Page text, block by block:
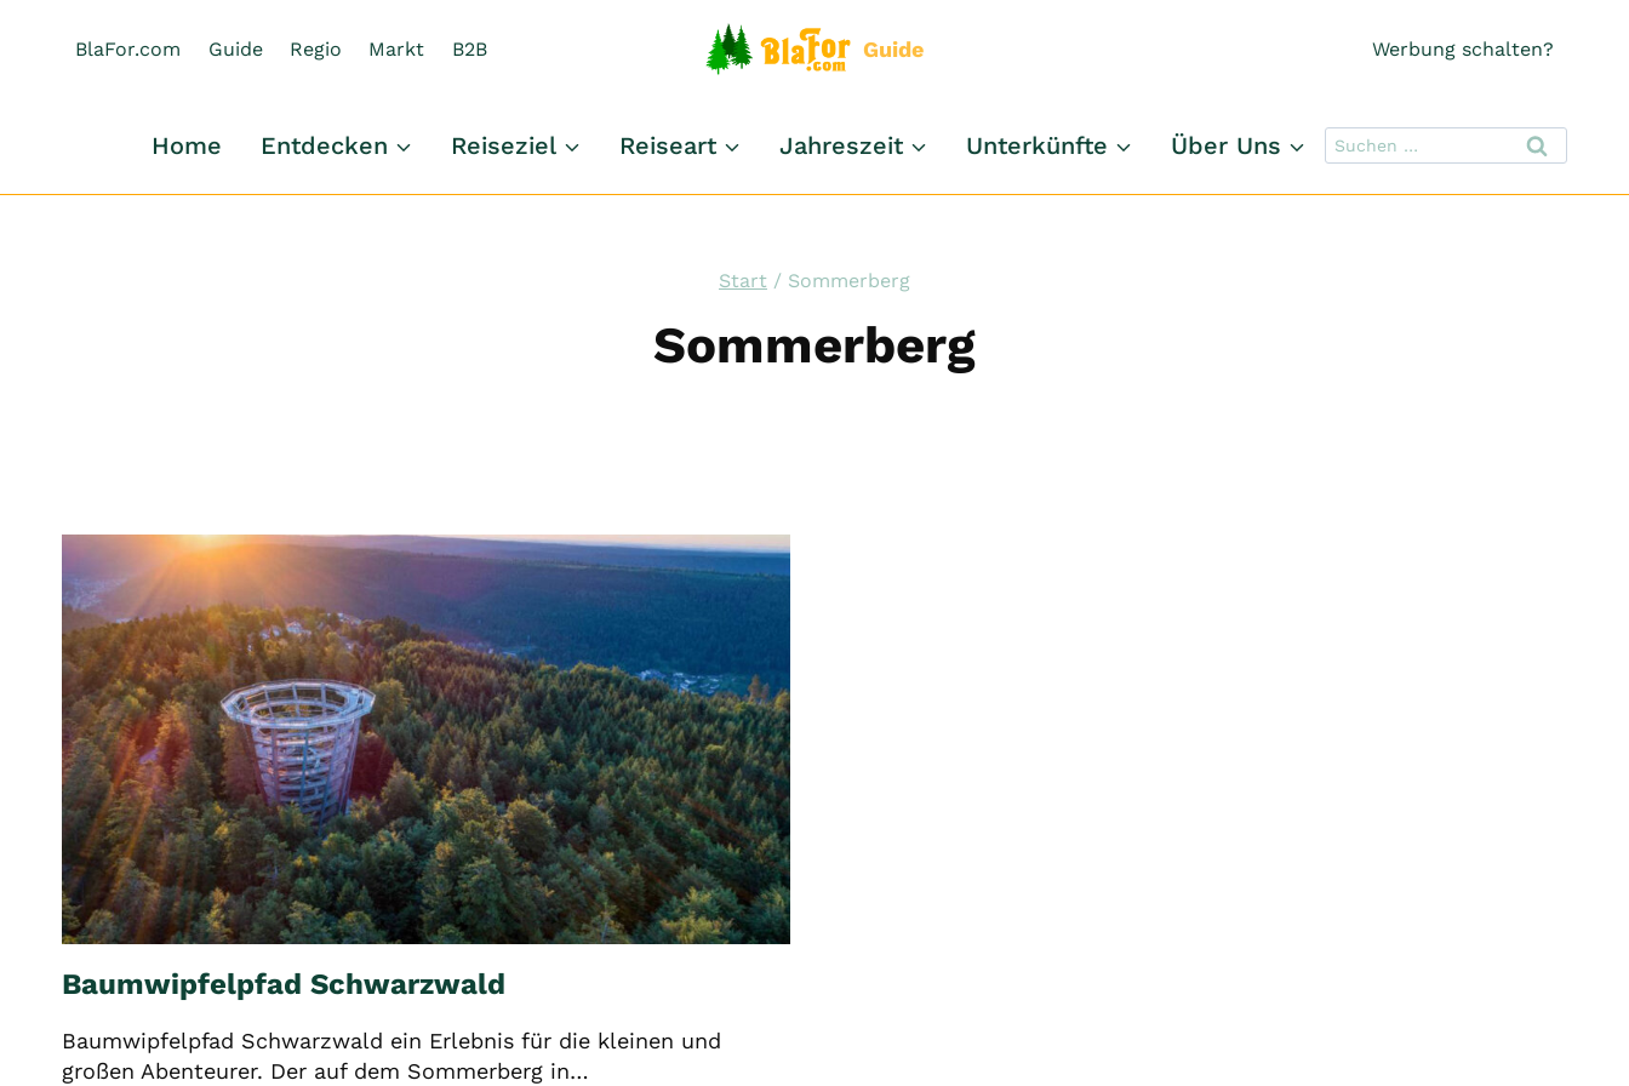
BlaFor.com Guide Regio Markt B2B Guide Werbung schalten?
Home Entdecken Reiseziel Reiseart Jahreszeit Unterkünfte Über Uns
Suchen
nach:
Start / Sommerberg
Sommerberg
Baumwipfelpfad Schwarzwald
Baumwipfelpfad Schwarzwald ein Erlebnis für die kleinen und
großen Abenteurer. Der auf dem Sommerberg in…